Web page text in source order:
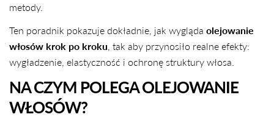
metody.
Ten poradnik pokazuje dokładnie, jak wygląda olejowanie
włosów krok po kroku , tak aby przynosiło realne efekty:
wygładzenie, elastyczność i ochronę struktury włosa.
NA CZYM POLEGA OLEJOWANIE
WŁOSÓW?